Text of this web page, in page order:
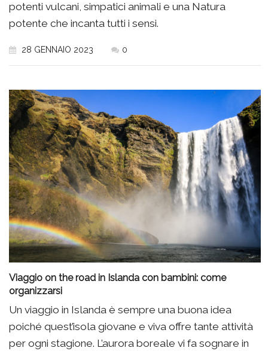
potenti vulcani, simpatici animali e una Natura
potente che incanta tutti i sensi.
28 GENNAIO 2023 0
Viaggio on the road in Islanda con bambini: come
organizzarsi
Un viaggio in Islanda è sempre una buona idea
poiché quest’isola giovane e viva offre tante attività
per ogni stagione. L’aurora boreale vi fa sognare in